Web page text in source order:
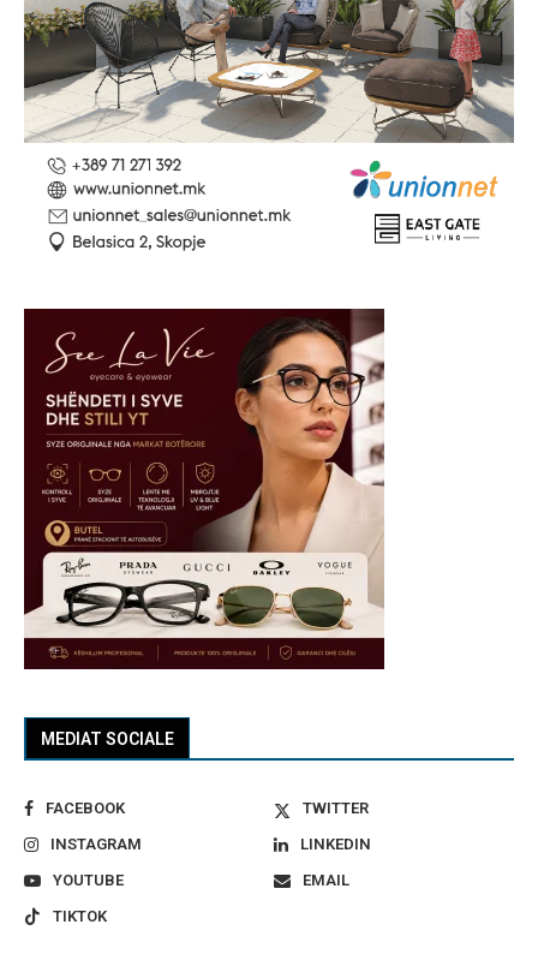
MEDIAT SOCIALE
FACEBOOK
TWITTER
INSTAGRAM
LINKEDIN
YOUTUBE
EMAIL
TIKTOK